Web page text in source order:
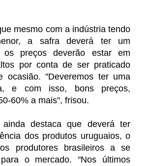
mesmo com a indústria tendo
a safra deverá ter um
os preços deverão estar em
por conta de ser praticado
ocasião. "Deveremos ter uma
e com isso, bons preços,
60% a mais", frisou.
ainda destaca que deverá ter
dos produtos uruguaios, o
produtores brasileiros a se
o mercado. "Nos últimos